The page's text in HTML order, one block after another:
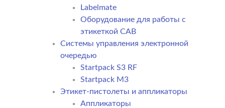
Labelmate
Оборудование для работы с
этикеткой CAB
Системы управления электронной
очередью
Startpack S3 RF
Startpack M3
Этикет-пистолеты и аппликаторы
Аппликаторы